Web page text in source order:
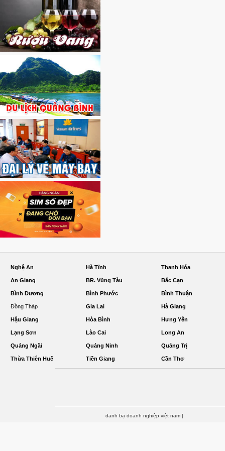
Nghệ An Hà Tĩnh Thanh Hóa
An Giang BR. Vũng Tàu Bắc Cạn
Bình Dương Bình Phước Bình Thuận
Đồng Tháp Gia Lai Hà Giang
Hậu Giang Hòa Bình Hưng Yên
Lạng Sơn Lào Cai Long An
Quảng Ngãi Quảng Ninh Quảng Trị
Thừa Thiên Huế Tiền Giang Cần Thơ
danh bạ doanh nghiệp việt nam |